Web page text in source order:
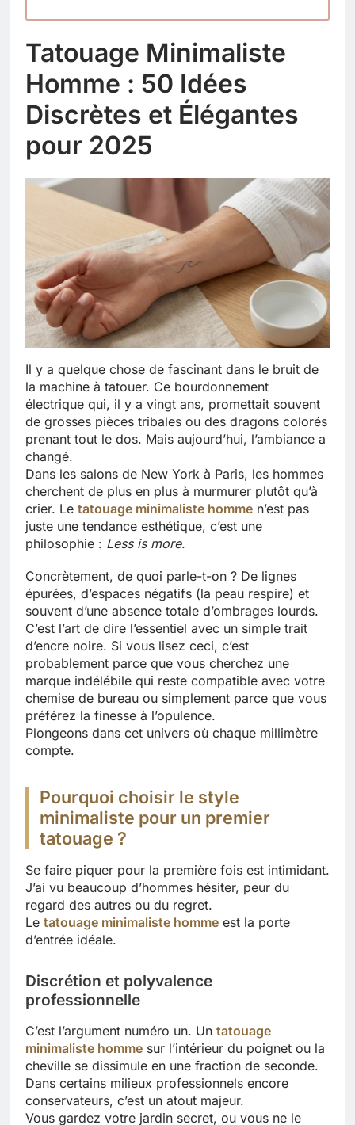
Tatouage Minimaliste
Homme : 50 Idées
Discrètes et Élégantes
pour 2025
Il y a quelque chose de fascinant dans le bruit de
la machine à tatouer. Ce bourdonnement
électrique qui, il y a vingt ans, promettait souvent
de grosses pièces tribales ou des dragons colorés
prenant tout le dos. Mais aujourd’hui, l’ambiance a
changé.
Dans les salons de New York à Paris, les hommes
cherchent de plus en plus à murmurer plutôt qu’à
crier. Le tatouage minimaliste homme n’est pas
juste une tendance esthétique, c’est une
philosophie : Less is more.
Concrètement, de quoi parle-t-on ? De lignes
épurées, d’espaces négatifs (la peau respire) et
souvent d’une absence totale d’ombrages lourds.
C’est l’art de dire l’essentiel avec un simple trait
d’encre noire. Si vous lisez ceci, c’est
probablement parce que vous cherchez une
marque indélébile qui reste compatible avec votre
chemise de bureau ou simplement parce que vous
préférez la finesse à l’opulence.
Plongeons dans cet univers où chaque millimètre
compte.
Pourquoi choisir le style
minimaliste pour un premier
tatouage ?
Se faire piquer pour la première fois est intimidant.
J’ai vu beaucoup d’hommes hésiter, peur du
regard des autres ou du regret.
Le tatouage minimaliste homme est la porte
d’entrée idéale.
Discrétion et polyvalence
professionnelle
C’est l’argument numéro un. Un tatouage
minimaliste homme sur l’intérieur du poignet ou la
cheville se dissimule en une fraction de seconde.
Dans certains milieux professionnels encore
conservateurs, c’est un atout majeur.
Vous gardez votre jardin secret, ou vous ne le